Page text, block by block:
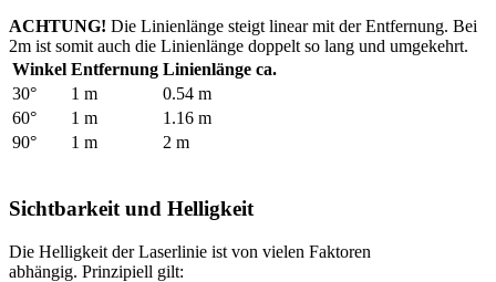
ACHTUNG! Die Linienlänge steigt linear mit der Entfernung. Bei
2m ist somit auch die Linienlänge doppelt so lang und umgekehrt.
Winkel Entfernung Linienlänge ca.
30°
1 m
0.54 m
60°
1 m
1.16 m
90°
1 m 2 m
Sichtbarkeit und Helligkeit
Die Helligkeit der Laserlinie ist von vielen Faktoren
abhängig. Prinzipiell gilt: